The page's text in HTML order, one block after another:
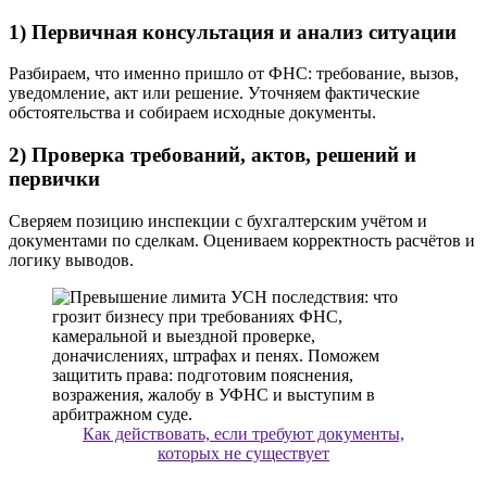
1) Первичная консультация и анализ ситуации
Разбираем, что именно пришло от ФНС: требование, вызов,
уведомление, акт или решение. Уточняем фактические
обстоятельства и собираем исходные документы.
2) Проверка требований, актов, решений и
первички
Сверяем позицию инспекции с бухгалтерским учётом и
документами по сделкам. Оцениваем корректность расчётов и
логику выводов.
Как действовать, если требуют документы,
которых не существует